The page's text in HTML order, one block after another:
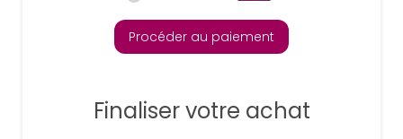
Procéder au paiement
Finaliser votre achat